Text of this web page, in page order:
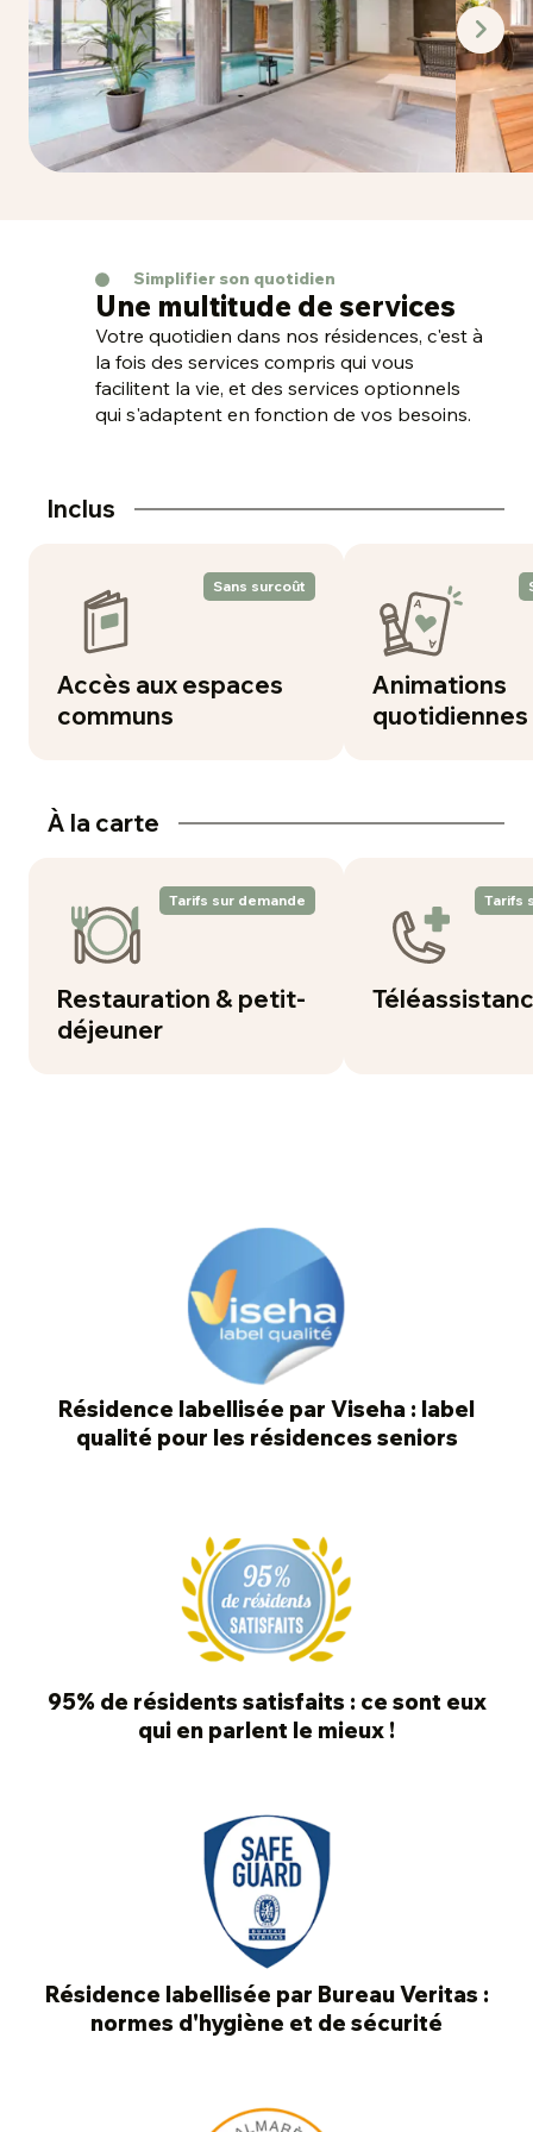
Simplifier son quotidien
Une multitude de services
Votre quotidien dans nos résidences, c'est à
la fois des services compris qui vous
facilitent la vie, et des services optionnels
qui s'adaptent en fonction de vos besoins.
Inclus
Sans surcoût
Accès aux espaces
communs
Animations
quotidiennes
À la carte
Tarifs sur demande
Restauration & petit-
déjeuner
Tarifs
Résidence labellisée par Viseha : label
qualité pour les résidences seniors
95% de résidents satisfaits : ce sont eux
qui en parlent le mieux !
Résidence labellisée par Bureau Veritas :
normes d'hygiène et de sécurité